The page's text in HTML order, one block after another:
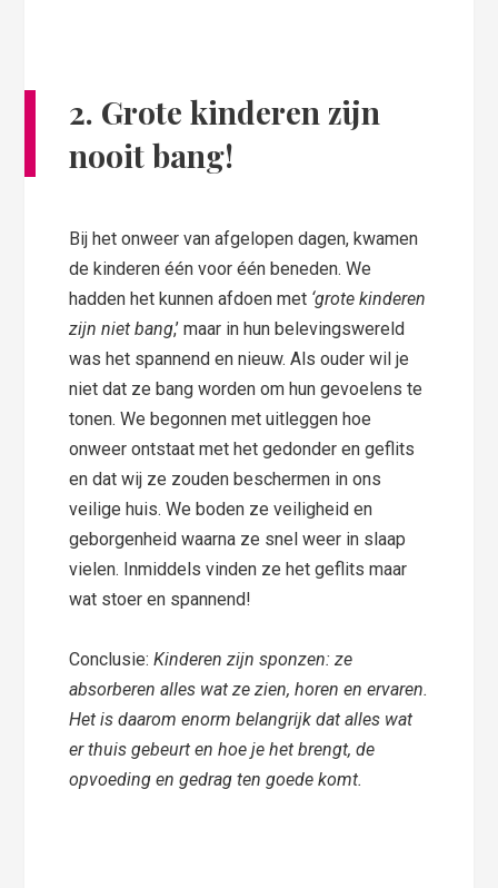
2. Grote kinderen zijn
nooit bang!
Bij het onweer van afgelopen dagen, kwamen
de kinderen één voor één beneden. We
hadden het kunnen afdoen met ‘grote kinderen
zijn niet bang,’ maar in hun belevingswereld
was het spannend en nieuw. Als ouder wil je
niet dat ze bang worden om hun gevoelens te
tonen. We begonnen met uitleggen hoe
onweer ontstaat met het gedonder en geflits
en dat wij ze zouden beschermen in ons
veilige huis. We boden ze veiligheid en
geborgenheid waarna ze snel weer in slaap
vielen. Inmiddels vinden ze het geflits maar
wat stoer en spannend!
Conclusie:Kinderen zijn sponzen: ze
absorberen alles wat ze zien, horen en ervaren.
Het is daarom enorm belangrijk dat alles wat
er thuis gebeurt en hoe je het brengt, de
opvoeding en gedrag ten goede komt.